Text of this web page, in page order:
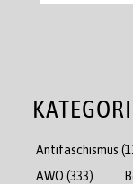
Antifaschismus
AWO (333)